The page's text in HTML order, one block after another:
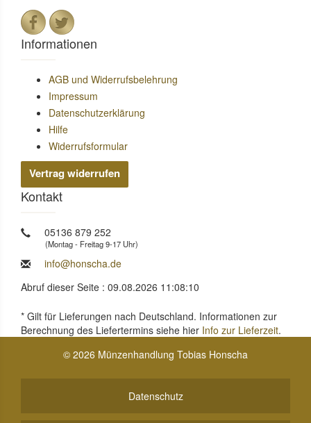
Informationen
AGB und Widerrufsbelehrung
Impressum
Datenschutzerklärung
Hilfe
Widerrufsformular
Vertrag widerrufen
Kontakt
05136 879 252
(Montag - Freitag 9-17 Uhr)
info@honscha.de
Abruf dieser Seite : 09.08.2026 11:08:10
* Gilt für Lieferungen nach Deutschland. Informationen zur
Berechnung des Liefertermins siehe hier Info zur Lieferzeit.
© 2026 Münzenhandlung Tobias Honscha
Datenschutz